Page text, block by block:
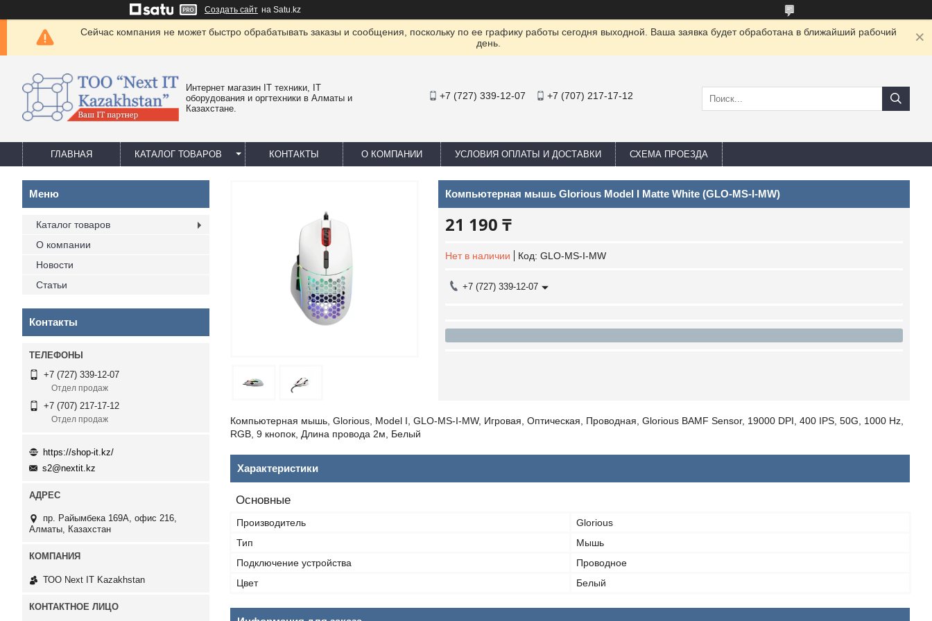
Создать сайт на Satu.kz
Сейчас компания не может быстро обрабатывать заказы и сообщения, поскольку по ее графику работы сегодня выходной. Ваша заявка будет обработана в ближайший рабочий
день.
Интернет магазин IT техники, IT
оборудования и оргтехники в Алматы и
Казахстане.
+7 (727) 339-12-07 +7 (707) 217-17-12
ГЛАВНАЯ КАТАЛОГ ТОВАРОВ КОНТАКТЫ О КОМПАНИИ УСЛОВИЯ ОПЛАТЫ И ДОСТАВКИ СХЕМА ПРОЕЗДА
Компьютерная мышь Glorious Model I Matte White (GLO-MS-I-MW)
21 190 ₸
Нет в наличии Код: GLO-MS-I-MW
+7 (727) 339-12-07
Компьютерная мышь, Glorious, Model I, GLO-MS-I-MW, Игровая, Оптическая, Проводная, Glorious BAMF Sensor, 19000 DPI, 400 IPS, 50G, 1000 Hz,
RGB, 9 кнопок, Длина провода 2м, Белый
Характеристики
Основные
Производитель
Glorious
Тип
Мышь
Подключение устройства
Проводное
Цвет
Белый
Каталог товаров
О компании
Новости
Статьи
Контакты
+7 (727) 339-12-07
Отдел продаж
+7 (707) 217-17-12
Отдел продаж
https://shop-it.kz/
s2@nextit.kz
пр. Райымбека 169А, офис 216,
Алматы, Казахстан
ТОО Next IT Kazakhstan